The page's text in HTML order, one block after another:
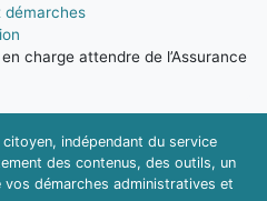
démarches
charge attendre de l’Assurance
indépendant du service
des contenus, des outils, un
démarches administratives et